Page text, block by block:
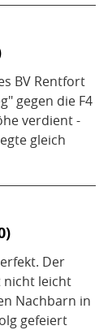
BV Rentfort
gegen die F4
verdient -
gleich
Der
nicht leicht
Nachbarn in
gefeiert